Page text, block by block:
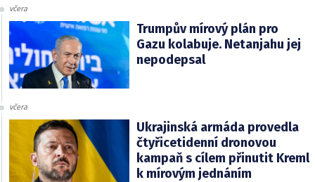
včera
Trumpův mírový plán pro
Gazu kolabuje. Netanjahu jej
nepodepsal
včera
Ukrajinská armáda provedla
čtyřicetidenní dronovou
kampaň s cílem přinutit Kreml
k mírovým jednáním